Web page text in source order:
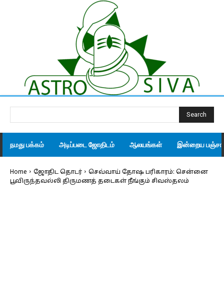
Search
நமது பக்கம் அடிப்படை ஜோதிடம் ஆலயங்கள் இன்றைய
Home ஜோதிட தொடர்
செவ்வாய் தோஷ பரிகாரம்: சென்னை
பூவிருந்தவல்லி திருமணத் தடைகள் நீங்கும் சிவஸ்தலம்